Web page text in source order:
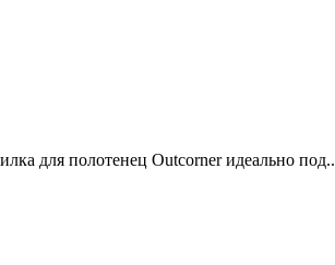
для полотенец Outcorner идеально под..